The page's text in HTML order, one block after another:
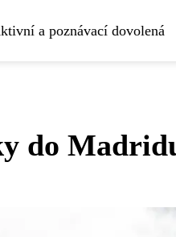
a poznávací dovolená
do